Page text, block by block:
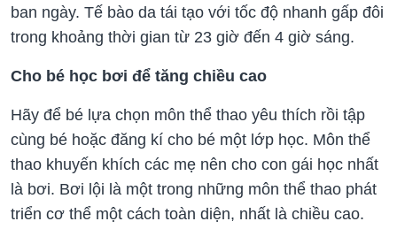
ban ngày. Tế bào da tái tạo với tốc độ nhanh gấp đôi
trong khoảng thời gian từ 23 giờ đến 4 giờ sáng.
Cho bé học bơi để tăng chiều cao
Hãy để bé lựa chọn môn thể thao yêu thích rồi tập
cùng bé hoặc đăng kí cho bé một lớp học. Môn thể
thao khuyến khích các mẹ nên cho con gái học nhất
là bơi. Bơi lội là một trong những môn thể thao phát
triển cơ thể một cách toàn diện, nhất là chiều cao.